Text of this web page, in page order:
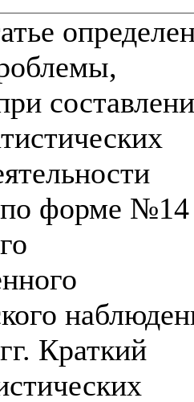
по форме №14
Краткий